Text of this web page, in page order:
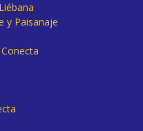
y Paisanaje